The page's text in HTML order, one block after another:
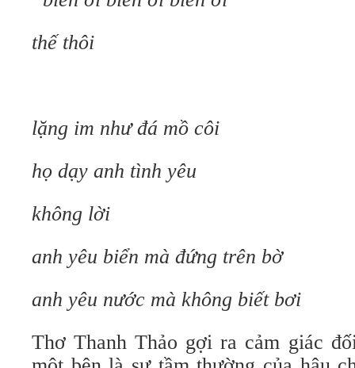
thế thôi
lặng im như đá mồ côi
họ dạy anh tình yêu
không lời
anh yêu biển mà đứng trên bờ
anh yêu nước mà không biết bơi
Thơ Thanh Thảo gợi ra cảm giác